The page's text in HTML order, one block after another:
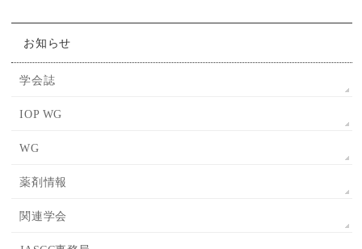
お知らせ
学会誌
IOP WG
WG
薬剤情報
関連学会